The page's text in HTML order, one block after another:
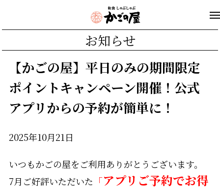
お知らせ
【かごの屋】平日のみの期間限定
ポイントキャンペーン開催！公式
アプリからの予約が簡単に！
2025年10月21日
いつもかごの屋をご利用ありがとうございます。
7月ご好評いただいた 「アプリご予約でお得